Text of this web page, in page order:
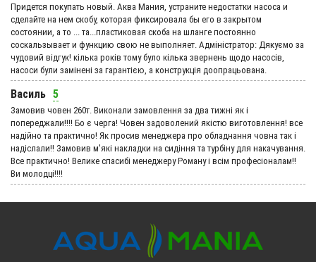
Придется покупать новый. Аква Мания, устраните недостатки насоса и
сделайте на нем скобу, которая фиксировала бы его в закрытом
состоянии, а то ... та...пластиковая скоба на шланге постоянно
соскальзывает и функцию свою не выполняет. Адмiнiстратор: Дякуємо за
чудовий вiдгук! кілька років тому було кілька звернень щодо насосів,
насоси були замінені за гарантією, а конструкція доопрацьована.
Василь 5
Замовив човен 260т. Виконали замовлення за два тижні як і
попереджали!!!! Бо є черга! Човен задоволений якістю виготовлення! все
надійно та практично! Як просив менеджера про обладнання човна так і
надіслали!! Замовив м'які накладки на сидіння та турбіну для накачування.
Все практично! Велике спасибі менеджеру Роману і всім професіоналам!!
Ви молодці!!!!